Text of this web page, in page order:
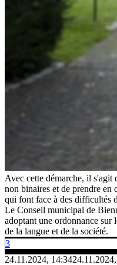
Avec cette démarche, il s'agit
non binaires et de prendre en
qui font face à des difficultés
Le Conseil municipal de
adoptant une ordonnance
de la langue et de la société.
3
24.11.2024, 14:34